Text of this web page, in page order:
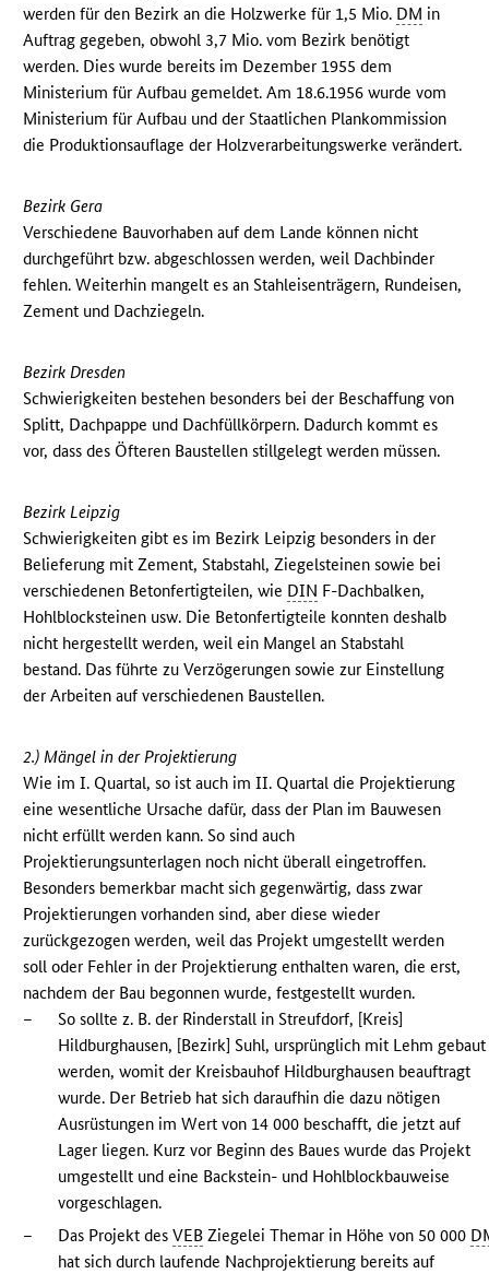
werden für den Bezirk an die Holzwerke für 1,5 Mio. DM in
Auftrag gegeben, obwohl 3,7 Mio. vom Bezirk benötigt
werden. Dies wurde bereits im Dezember 1955 dem
Ministerium für Aufbau gemeldet. Am 18.6.1956 wurde vom
Ministerium für Aufbau und der Staatlichen Plankommission
die Produktionsauflage der Holzverarbeitungswerke verändert.
Bezirk Gera
Verschiedene Bauvorhaben auf dem Lande können nicht
durchgeführt bzw. abgeschlossen werden, weil Dachbinder
fehlen. Weiterhin mangelt es an Stahleisenträgern, Rundeisen,
Zement und Dachziegeln.
Bezirk Dresden
Schwierigkeiten bestehen besonders bei der Beschaffung von
Splitt, Dachpappe und Dachfüllkörpern. Dadurch kommt es
vor, dass des Öfteren Baustellen stillgelegt werden müssen.
Bezirk Leipzig
Schwierigkeiten gibt es im Bezirk Leipzig besonders in der
Belieferung mit Zement, Stabstahl, Ziegelsteinen sowie bei
verschiedenen Betonfertigteilen, wie DIN F-Dachbalken,
Hohlblocksteinen usw. Die Betonfertigteile konnten deshalb
nicht hergestellt werden, weil ein Mangel an Stabstahl
bestand. Das führte zu Verzögerungen sowie zur Einstellung
der Arbeiten auf verschiedenen Baustellen.
2.) Mängel in der Projektierung
Wie im I. Quartal, so ist auch im II. Quartal die Projektierung
eine wesentliche Ursache dafür, dass der Plan im Bauwesen
nicht erfüllt werden kann. So sind auch
Projektierungsunterlagen noch nicht überall eingetroffen.
Besonders bemerkbar macht sich gegenwärtig, dass zwar
Projektierungen vorhanden sind, aber diese wieder
zurückgezogen werden, weil das Projekt umgestellt werden
soll oder Fehler in der Projektierung enthalten waren, die erst,
nachdem der Bau begonnen wurde, festgestellt wurden.
–
So sollte z. B. der Rinderstall in Streufdorf, [Kreis]
Hildburghausen, [Bezirk] Suhl, ursprünglich mit Lehm gebaut
werden, womit der Kreisbauhof Hildburghausen beauftragt
wurde. Der Betrieb hat sich daraufhin die dazu nötigen
Ausrüstungen im Wert von 14 000 beschafft, die jetzt auf
Lager liegen. Kurz vor Beginn des Baues wurde das Projekt
umgestellt und eine Backstein- und Hohlblockbauweise
vorgeschlagen.
–
Das Projekt desVEB Ziegelei Themar in Höhe von 50 000
hat sich durch laufende Nachprojektierung bereits auf